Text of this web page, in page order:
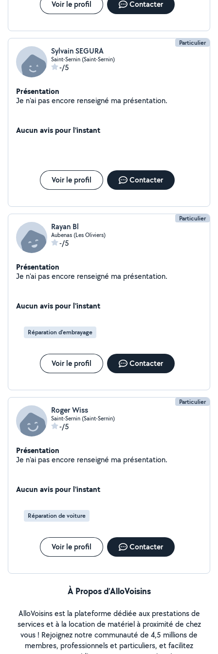
Voir le profil Contacter
Particulier
Sylvain SEGURA
Saint-Sernin (Saint-Sernin)
-/5
Présentation
Je n'ai pas encore renseigné ma présentation.
Aucun avis pour l'instant
Voir le profil Contacter
Particulier
Rayan Bl
Aubenas (Les Oliviers)
-/5
Présentation
Je n'ai pas encore renseigné ma présentation.
Aucun avis pour l'instant
Réparation d'embrayage
Voir le profil Contacter
Particulier
Roger Wiss
Saint-Sernin (Saint-Sernin)
-/5
Présentation
Je n'ai pas encore renseigné ma présentation.
Aucun avis pour l'instant
Réparation de voiture
Voir le profil Contacter
À Propos d’AlloVoisins
AlloVoisins est la plateforme dédiée aux prestations de
services et à la location de matériel à proximité de chez
vous ! Rejoignez notre communauté de 4,5 millions de
membres, professionnels et particuliers, et facilitez